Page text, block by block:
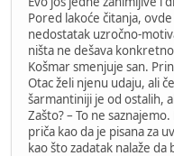
Pored lakoće čitanja,
nedostatak uzročno-
ništa ne dešava
Košmar smenjuje san.
Otac želi njenu udaju, ali
šarmantiniji je od ostalih,
Zašto? – To ne
priča kao da je pisana za
kao što zadatak nalaže